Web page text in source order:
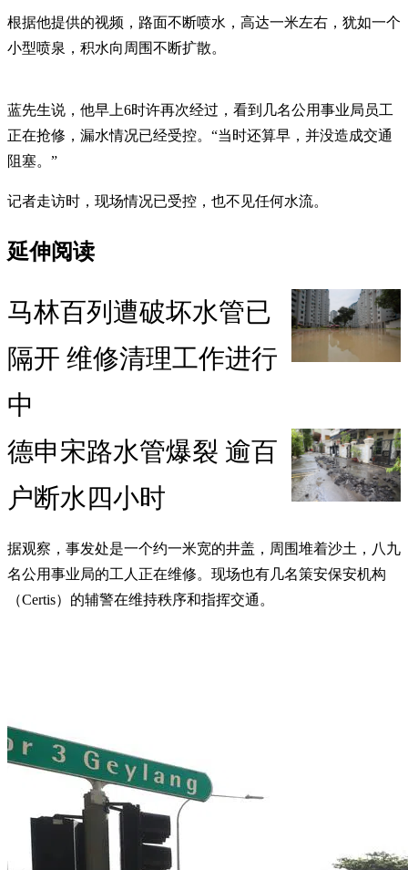
根据他提供的视频，路面不断喷水，高达一米左右，犹如一个
小型喷泉，积水向周围不断扩散。
蓝先生说，他早上6时许再次经过，看到几名公用事业局员工
正在抢修，漏水情况已经受控。“当时还算早，并没造成交通
阻塞。”
记者走访时，现场情况已受控，也不见任何水流。
延伸阅读
马林百列遭破坏水管已
隔开 维修清理工作进行
中
德申宋路水管爆裂 逾百
户断水四小时
据观察，事发处是一个约一米宽的井盖，周围堆着沙土，八九
名公用事业局的工人正在维修。现场也有几名策安保安机构
（Certis）的辅警在维持秩序和指挥交通。